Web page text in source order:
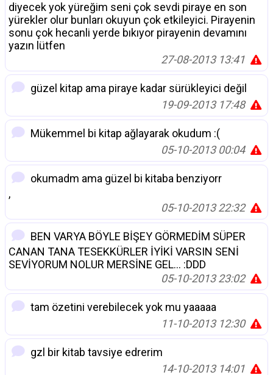
diyecek yok yüreğim seni çok sevdi piraye en son
yürekler olur bunları okuyun çok etkileyici. Pirayenin
sonu çok hecanli yerde bıkıyor pirayenin devamını
yazın lütfen
27-08-2013 13:41
güzel kitap ama piraye kadar sürükleyici değil
19-09-2013 17:48
Mükemmel bi kitap ağlayarak okudum :(
05-10-2013 00:04
okumadm ama güzel bi kitaba benziyorr
,
05-10-2013 22:32
BEN VARYA BÖYLE BİŞEY GÖRMEDİM SÜPER
CANAN TANA TESEKKÜRLER İYİKİ VARSIN SENİ
SEVİYORUM NOLUR MERSİNE GEL... :DDD
05-10-2013 23:02
tam özetini verebilecek yok mu yaaaaa
11-10-2013 12:30
gzl bir kitab tavsiye edrerim
14-10-2013 14:01